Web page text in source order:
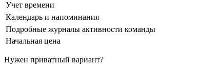
Учет времени
Календарь и напоминания
Подробные журналы активности команды
Начальная цена
Нужен приватный вариант?